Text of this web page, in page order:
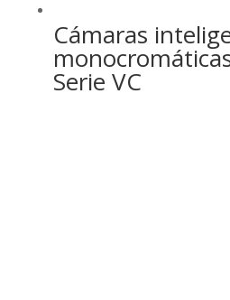
Cámaras
Serie VC